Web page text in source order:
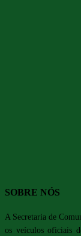
SOBRE NÓS
A Secretaria de
os veículos oficiais